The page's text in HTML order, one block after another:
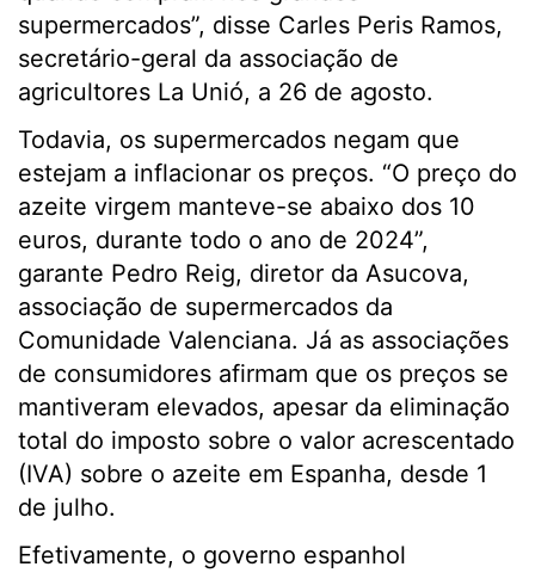
supermercados”, disse Carles Peris Ramos,
secretário-geral da associação de
agricultores La Unió, a 26 de agosto.
Todavia, os supermercados negam que
estejam a inflacionar os preços. “O preço do
azeite virgem manteve-se abaixo dos 10
euros, durante todo o ano de 2024”,
garante Pedro Reig, diretor da Asucova,
associação de supermercados da
Comunidade Valenciana. Já as associações
de consumidores afirmam que os preços se
mantiveram elevados, apesar da eliminação
total do imposto sobre o valor acrescentado
(IVA) sobre o azeite em Espanha, desde 1
de julho.
Efetivamente, o governo espanhol